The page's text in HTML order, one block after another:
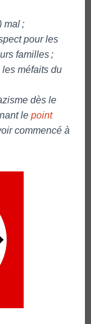
mal ;
pour les
familles ;
méfaits du
dès le
le point
commencé à